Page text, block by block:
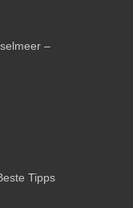
–
Tipps